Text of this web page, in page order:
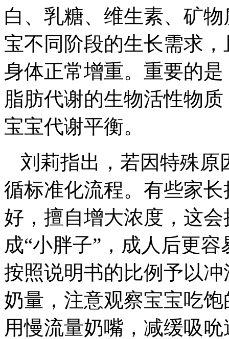
白、乳糖、维生素、矿
宝不同阶段的生长需求
身体正常增重。重要的
脂肪代谢的生物活性物
宝宝代谢平衡。
刘莉指出，若因特殊原
循标准化流程。有些家
好，擅自增大浓度，这
成“小胖子”，成人后更
按照说明书的比例予以
奶量，注意观察宝宝吃
用慢流量奶嘴，减缓吸